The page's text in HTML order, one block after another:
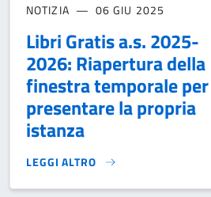
NOTIZIA 06 GIU 2025
Libri Gratis a.s. 2025-
2026: Riapertura della
finestra temporale per
presentare la propria
istanza
LEGGI ALTRO
LIBRI GRATIS A.S. 2025-2026: